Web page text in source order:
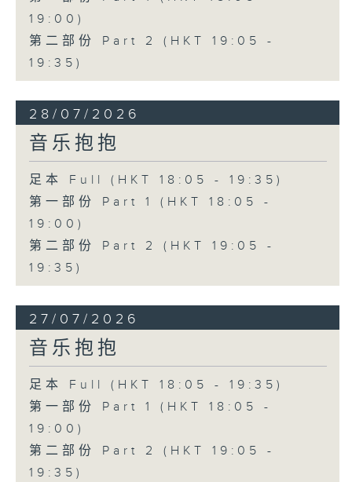
19:00)
第二部份 Part 2 (HKT 19:05 -
19:35)
28/07/2026
音乐抱抱
足本 Full (HKT 18:05 - 19:35)
第一部份 Part 1 (HKT 18:05 -
19:00)
第二部份 Part 2 (HKT 19:05 -
19:35)
27/07/2026
音乐抱抱
足本 Full (HKT 18:05 - 19:35)
第一部份 Part 1 (HKT 18:05 -
19:00)
第二部份 Part 2 (HKT 19:05 -
19:35)